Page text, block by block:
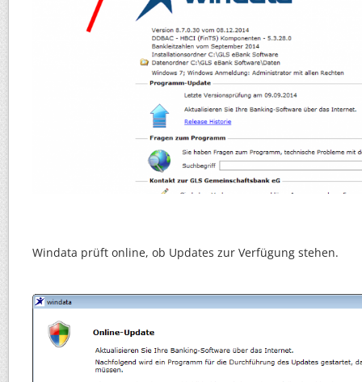
Windata prüft online, ob Updates zur Verfügung stehen.